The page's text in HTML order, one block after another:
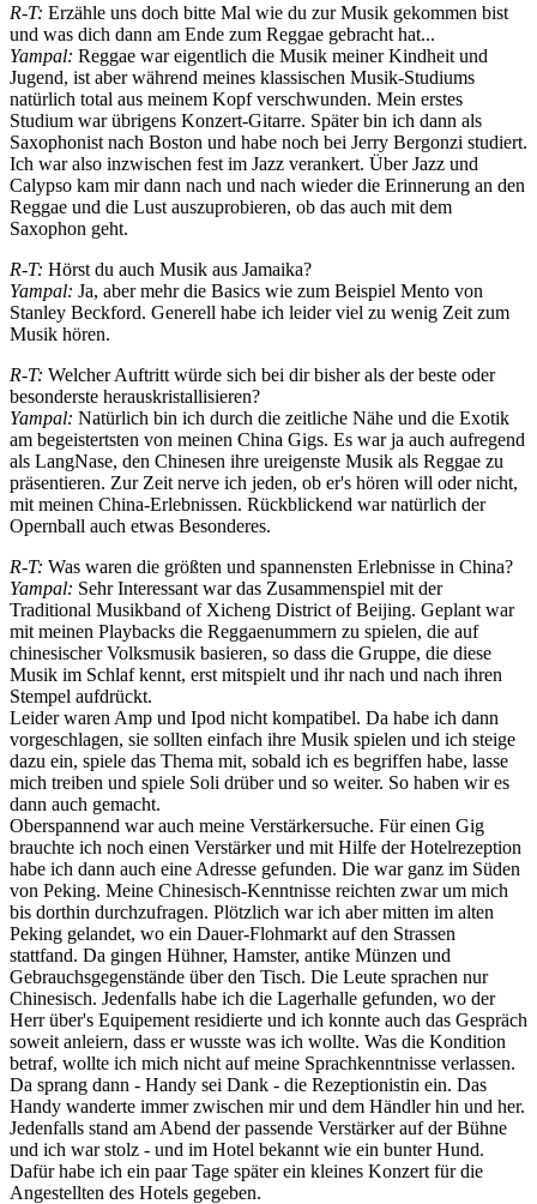
R-T: Erzähle uns doch bitte Mal wie du zur Musik gekommen bist
und was dich dann am Ende zum Reggae gebracht hat...
Yampal: Reggae war eigentlich die Musik meiner Kindheit und
Jugend, ist aber während meines klassischen Musik-Studiums
natürlich total aus meinem Kopf verschwunden. Mein erstes
Studium war übrigens Konzert-Gitarre. Später bin ich dann als
Saxophonist nach Boston und habe noch bei Jerry Bergonzi studiert.
Ich war also inzwischen fest im Jazz verankert. Über Jazz und
Calypso kam mir dann nach und nach wieder die Erinnerung an den
Reggae und die Lust auszuprobieren, ob das auch mit dem
Saxophon geht.
R-T: Hörst du auch Musik aus Jamaika?
Yampal: Ja, aber mehr die Basics wie zum Beispiel Mento von
Stanley Beckford. Generell habe ich leider viel zu wenig Zeit zum
Musik hören.
R-T: Welcher Auftritt würde sich bei dir bisher als der beste oder
besonderste herauskristallisieren?
Yampal: Natürlich bin ich durch die zeitliche Nähe und die Exotik
am begeistertsten von meinen China Gigs. Es war ja auch aufregend
als LangNase, den Chinesen ihre ureigenste Musik als Reggae zu
präsentieren. Zur Zeit nerve ich jeden, ob er's hören will oder nicht,
mit meinen China-Erlebnissen. Rückblickend war natürlich der
Opernball auch etwas Besonderes.
R-T: Was waren die größten und spannensten Erlebnisse in China?
Yampal: Sehr Interessant war das Zusammenspiel mit der
Traditional Musikband of Xicheng District of Beijing. Geplant war
mit meinen Playbacks die Reggaenummern zu spielen, die auf
chinesischer Volksmusik basieren, so dass die Gruppe, die diese
Musik im Schlaf kennt, erst mitspielt und ihr nach und nach ihren
Stempel aufdrückt.
Leider waren Amp und Ipod nicht kompatibel. Da habe ich dann
vorgeschlagen, sie sollten einfach ihre Musik spielen und ich steige
dazu ein, spiele das Thema mit, sobald ich es begriffen habe, lasse
mich treiben und spiele Soli drüber und so weiter. So haben wir es
dann auch gemacht.
Oberspannend war auch meine Verstärkersuche. Für einen Gig
brauchte ich noch einen Verstärker und mit Hilfe der Hotelrezeption
habe ich dann auch eine Adresse gefunden. Die war ganz im Süden
von Peking. Meine Chinesisch-Kenntnisse reichten zwar um mich
bis dorthin durchzufragen. Plötzlich war ich aber mitten im alten
Peking gelandet, wo ein Dauer-Flohmarkt auf den Strassen
stattfand. Da gingen Hühner, Hamster, antike Münzen und
Gebrauchsgegenstände über den Tisch. Die Leute sprachen nur
Chinesisch. Jedenfalls habe ich die Lagerhalle gefunden, wo der
Herr über's Equipement residierte und ich konnte auch das Gespräch
soweit anleiern, dass er wusste was ich wollte. Was die Kondition
betraf, wollte ich mich nicht auf meine Sprachkenntnisse verlassen.
Da sprang dann - Handy sei Dank - die Rezeptionistin ein. Das
Handy wanderte immer zwischen mir und dem Händler hin und her.
Jedenfalls stand am Abend der passende Verstärker auf der Bühne
und ich war stolz - und im Hotel bekannt wie ein bunter Hund.
Dafür habe ich ein paar Tage später ein kleines Konzert für die
Angestellten des Hotels gegeben.